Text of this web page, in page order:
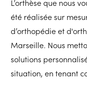
L’orthèse que nous
été réalisée sur
d’orthopédie et
Marseille. Nous
solutions
situation, en tenant